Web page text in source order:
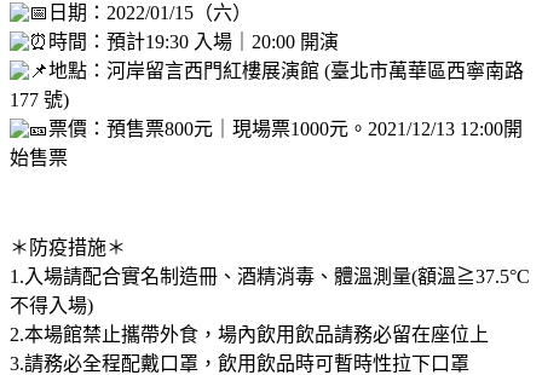
日期：2022/01/15（六）
時間：預計19:30 入場｜20:00 開演
地點：河岸留言西門紅樓展演館 (臺北市萬華區西寧南路
177 號)
票價：預售票800元｜現場票1000元。2021/12/13 12:00開
始售票
＊防疫措施＊
1.入場請配合實名制造冊、酒精消毒、體溫測量(額溫≧37.5°C
不得入場)
2.本場館禁止攜帶外食，場內飲用飲品請務必留在座位上
3.請務必全程配戴口罩，飲用飲品時可暫時性拉下口罩